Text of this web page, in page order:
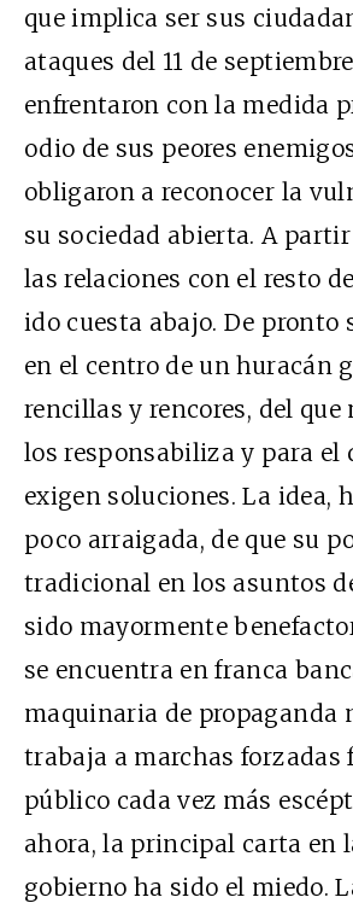
que implica ser sus
ataques del 11 de
enfrentaron con la medida
odio de sus peores
obligaron a reconocer la
su sociedad abierta. A
las relaciones con el resto
ido cuesta abajo. De pronto
en el centro de un huracán
rencillas y rencores, del que
los responsabiliza y para el
exigen soluciones. La idea,
poco arraigada, de que su
tradicional en los asuntos
sido mayormente
se encuentra en franca
maquinaria de propaganda
trabaja a marchas forzadas
público cada vez más
ahora, la principal carta en
gobierno ha sido el miedo.